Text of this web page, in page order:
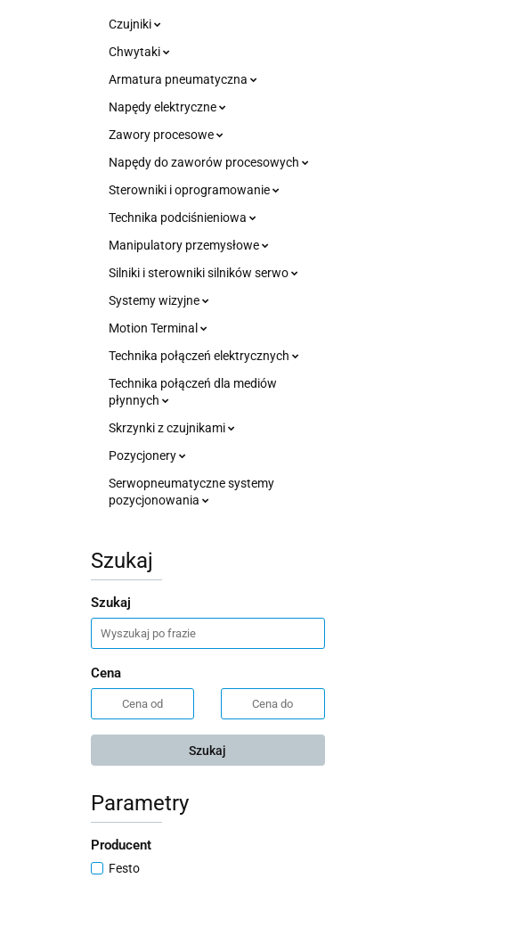
Czujniki
Chwytaki
Armatura pneumatyczna
Napędy elektryczne
Zawory procesowe
Napędy do zaworów procesowych
Sterowniki i oprogramowanie
Technika podciśnieniowa
Manipulatory przemysłowe
Silniki i sterowniki silników serwo
Systemy wizyjne
Motion Terminal
Technika połączeń elektrycznych
Technika połączeń dla mediów
płynnych
Skrzynki z czujnikami
Pozycjonery
Serwopneumatyczne systemy
pozycjonowania
Szukaj
Szukaj
Cena
Szukaj
Parametry
Producent
Festo